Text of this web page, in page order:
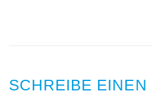
SCHREIBE EINEN